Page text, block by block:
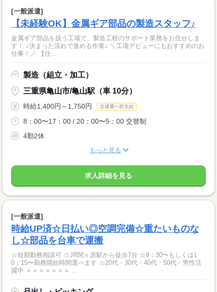
[一般派遣]
【未経験OK】金属ギア部品の製造スタッフ♪
金属ギア部品を扱う工場で、製造工程のサポート業務をお任せしま
す！ ♪決まった流れで進める作業♪ ＼工場デビューにもおすすめのお
仕事！／ 【仕...
製造（組立・加工）
三重県亀山市/亀山駅（車 10分）
時給1,400円～1,750円 交通費一部支給
8：00〜17：00 / 20：00〜5：00 交替制
4勤2休
もっと見る
求人詳細を見る
[一般派遣]
時給UP済☆日払い◎空調完備☆重たいものな
し☆部品を台車で運搬
☆短期勤務相談可 ☆JR関ヶ原駅から徒歩7分 ☆8：30〜もしくは1
0：15〜勤務開始時間選べます ☆20代・30代・40代・50代・男性活
躍中 ＝＝＝＝＝＝＝...